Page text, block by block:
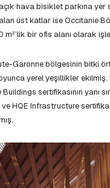
hava bisiklet parkına yer
üst katlar ise Occitanie
m²’lik bir ofis alanı olarak
Garonne bölgesinin bitki
yerel yeşillikler ekilmiş.
sertifikasının yanı
HQE Infrastructure